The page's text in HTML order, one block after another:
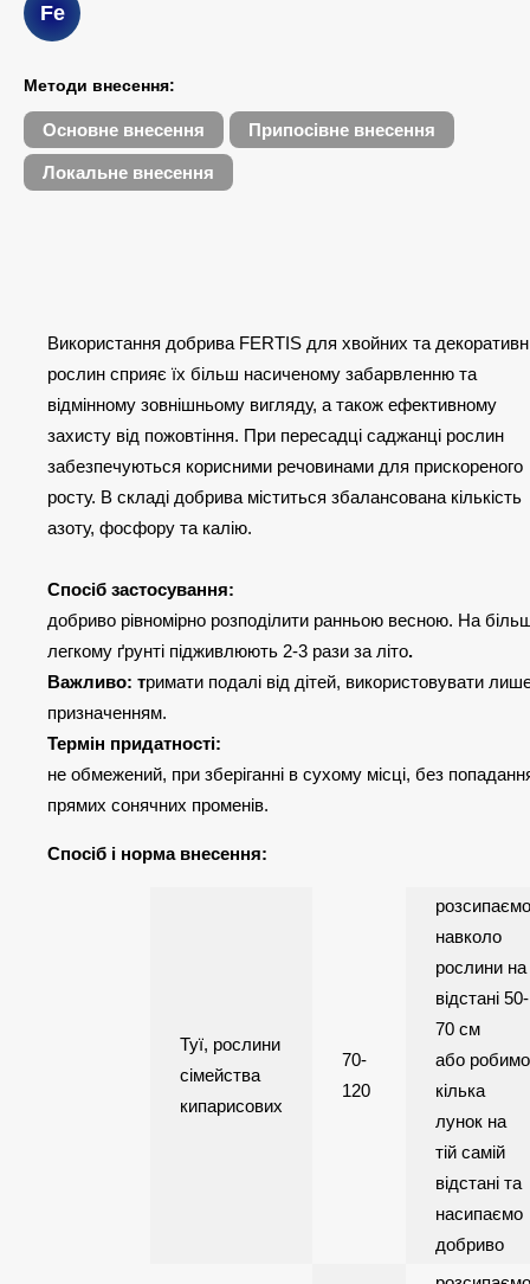
Fe
Методи внесення:
Основне внесення Припосівне внесення
Локальне внесення
Використання добрива FERTIS для хвойних та
рослин сприяє їх більш насиченому забарвленню та
відмінному зовнішньому вигляду, а також ефективному
захисту від пожовтіння. При пересадці саджанці рослин
забезпечуються корисними речовинами для прискореного
росту. В складі добрива міститься збалансована кількість
азоту, фосфору та калію.
Спосіб застосування:
добриво рівномірно розподілити ранньою весною. На
легкому ґрунті підживлюють 2-3 рази за літо.
Важливо: тримати подалі від дітей, використовувати
призначенням.
Термін придатності:
не обмежений, при зберіганні в сухому місці, без
прямих сонячних променів.
Спосіб і норма внесення:
Туї, рослини
сімейства
кипарисових
70-
120
розсипаємо
навколо
рослини на
відстані 50-
70 см
або робимо
кілька
лунок на
тій самій
відстані та
насипаємо
добриво